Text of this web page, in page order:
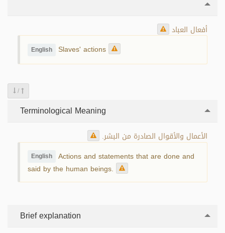
أفعال العباد
English Slaves' actions
/
Terminological Meaning
الأعمال والأقوال الصادرة من البشر.
English Actions and statements that are done and
said by the human beings.
Brief explanation